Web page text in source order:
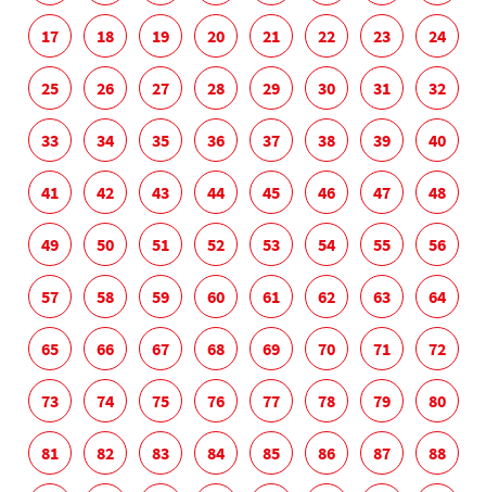
17 18 19 20 21 22 23 24
25 26 27 28 29 30 31 32
33 34 35 36 37 38 39 40
41 42 43 44 45 46 47 48
49 50 51 52 53 54 55 56
57 58 59 60 61 62 63 64
65 66 67 68 69 70 71 72
73 74 75 76 77 78 79 80
81 82 83 84 85 86 87 88